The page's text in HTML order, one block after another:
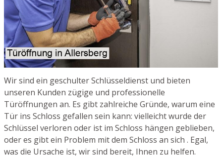
Wir sind ein geschulter Schlüsseldienst und bieten
unseren Kunden zügige und professionelle
Türöffnungen an. Es gibt zahlreiche Gründe, warum eine
Tür ins Schloss gefallen sein kann: vielleicht wurde der
Schlüssel verloren oder ist im Schloss hängen geblieben,
oder es gibt ein Problem mit dem Schloss an sich . Egal,
was die Ursache ist, wir sind bereit, Ihnen zu helfen.